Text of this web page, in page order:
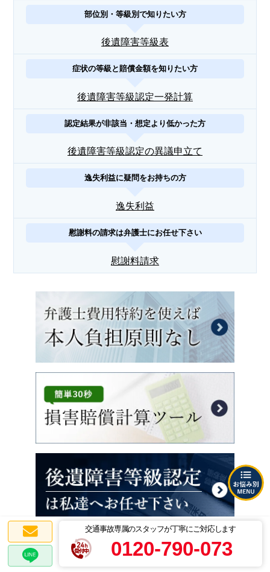
交通事故専属のスタッフが丁寧にご対応します
0120-790-073
部位別・等級別で知りたい方
後遺障害等級表
症状の等級と賠償金額を知りたい方
後遺障害等級認定一発計算
認定結果が非該当・想定より低かった方
後遺障害等級認定の異議申立て
逸失利益に疑問をお持ちの方
逸失利益
慰謝料の請求は弁護士にお任せ下さい
慰謝料請求